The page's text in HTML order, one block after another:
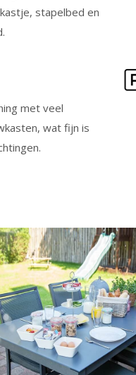
stapelbed en
met veel
wat fijn is
Buiten
THE